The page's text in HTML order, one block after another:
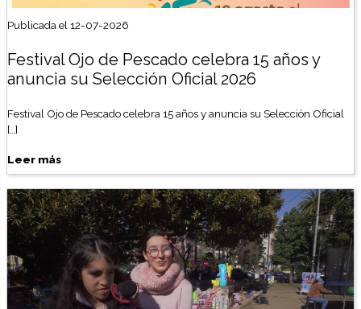
Publicada el 12-07-2026
Festival Ojo de Pescado celebra 15 años y
anuncia su Selección Oficial 2026
Festival Ojo de Pescado celebra 15 años y anuncia su Selección Oficial
[…]
Leer más